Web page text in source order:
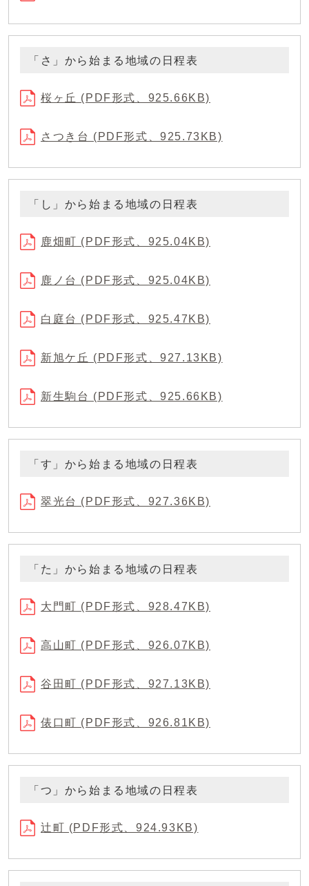
「さ」から始まる地域の日程表
桜ヶ丘 (PDF形式、925.66KB)
さつき台 (PDF形式、925.73KB)
「し」から始まる地域の日程表
鹿畑町 (PDF形式、925.04KB)
鹿ノ台 (PDF形式、925.04KB)
白庭台 (PDF形式、925.47KB)
新旭ケ丘 (PDF形式、927.13KB)
新生駒台 (PDF形式、925.66KB)
「す」から始まる地域の日程表
翠光台 (PDF形式、927.36KB)
「た」から始まる地域の日程表
大門町 (PDF形式、928.47KB)
高山町 (PDF形式、926.07KB)
谷田町 (PDF形式、927.13KB)
俵口町 (PDF形式、926.81KB)
「つ」から始まる地域の日程表
辻町 (PDF形式、924.93KB)